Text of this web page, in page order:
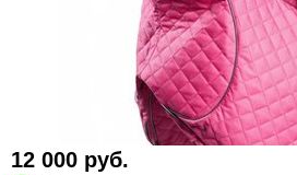
12 000 руб.